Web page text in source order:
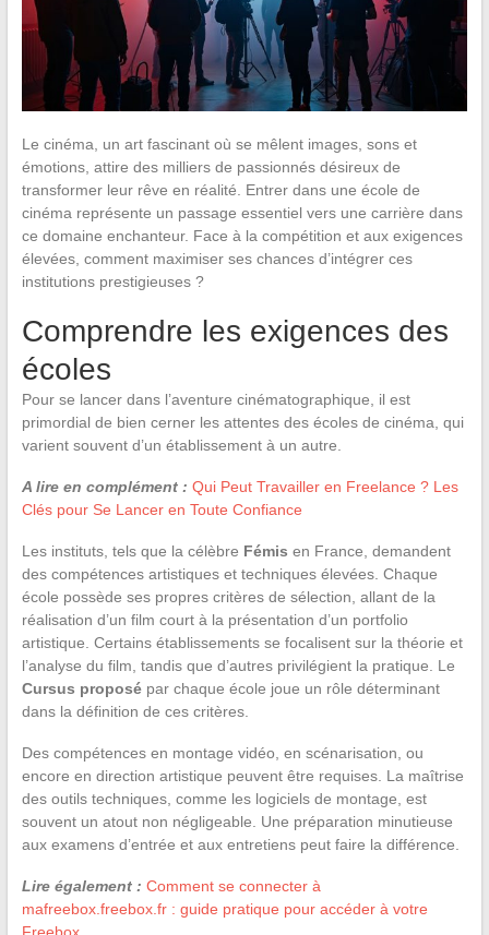
Le cinéma, un art fascinant où se mêlent images, sons et
émotions, attire des milliers de passionnés désireux de
transformer leur rêve en réalité. Entrer dans une école de
cinéma représente un passage essentiel vers une carrière dans
ce domaine enchanteur. Face à la compétition et aux exigences
élevées, comment maximiser ses chances d’intégrer ces
institutions prestigieuses ?
Comprendre les exigences des
écoles
Pour se lancer dans l’aventure cinématographique, il est
primordial de bien cerner les attentes des écoles de cinéma, qui
varient souvent d’un établissement à un autre.
A lire en complément : Qui Peut Travailler en Freelance ? Les
Clés pour Se Lancer en Toute Confiance
Les instituts, tels que la célèbre Fémis en France, demandent
des compétences artistiques et techniques élevées. Chaque
école possède ses propres critères de sélection, allant de la
réalisation d’un film court à la présentation d’un portfolio
artistique. Certains établissements se focalisent sur la théorie et
l’analyse du film, tandis que d’autres privilégient la pratique. Le
Cursus proposépar chaque école joue un rôle déterminant
dans la définition de ces critères.
Des compétences en montage vidéo, en scénarisation, ou
encore en direction artistique peuvent être requises. La maîtrise
des outils techniques, comme les logiciels de montage, est
souvent un atout non négligeable. Une préparation minutieuse
aux examens d’entrée et aux entretiens peut faire la différence.
Lire également : Comment se connecter à
mafreebox.freebox.fr : guide pratique pour accéder à votre